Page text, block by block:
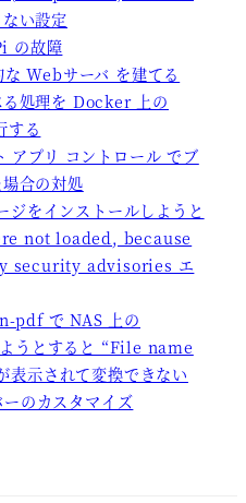
い設定
の故障
Webサーバ を建てる
処理を Docker 上の
る
アプリ コントロール でブ
合の対処
をインストールしようと
not loaded, because
security advisories エ
pdf で NAS 上の
うとすると “File name
示されて変換できない
のカスタマイズ